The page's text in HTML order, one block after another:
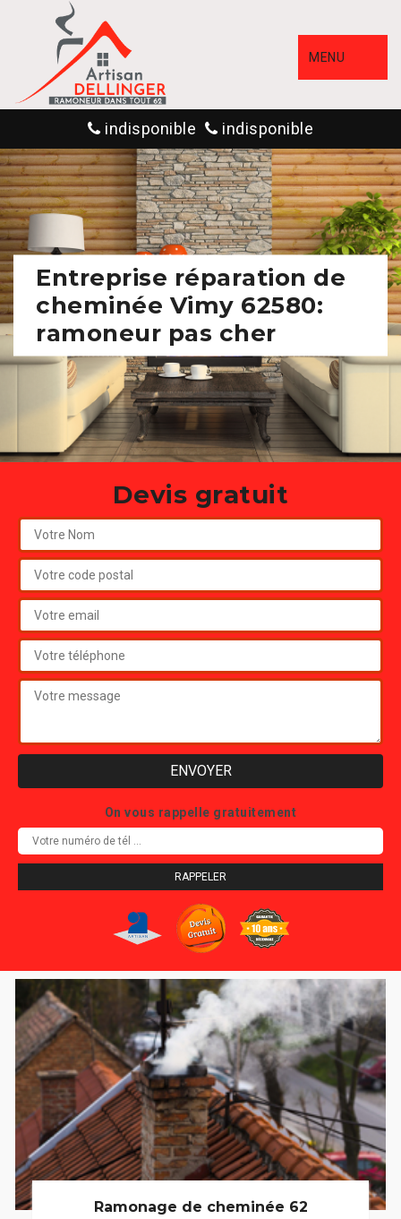
MENU
indisponible indisponible
Entreprise réparation de
cheminée Vimy 62580:
ramoneur pas cher
Devis gratuit
On vous rappelle gratuitement
Ramonage de cheminée 62